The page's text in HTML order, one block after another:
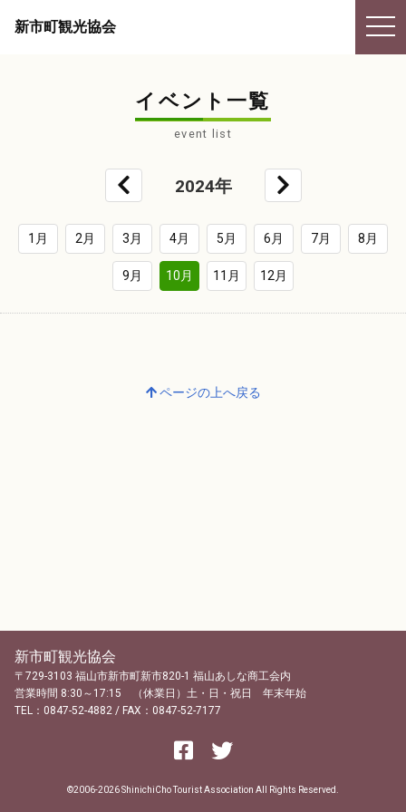
新市町観光協会
イベント一覧
event list
2024年
1月 2月 3月 4月 5月 6月 7月 8月
9月 10月 11月 12月
ページの上へ戻る
新市町観光協会
〒729-3103 福山市新市町新市820-1 福山あしな商工会内
営業時間 8:30～17:15 （休業日）土・日・祝日 年末年始
TEL：0847-52-4882 / FAX：0847-52-7177
©2006-2026 ShinichiCho Tourist Association All Rights Reserved.